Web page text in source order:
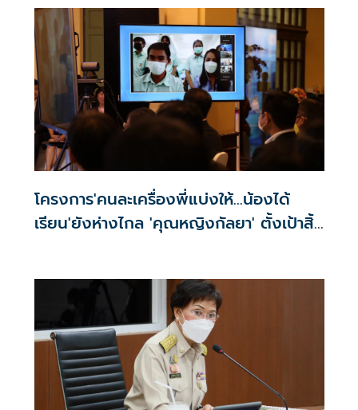
โครงการ'คนละเครื่องพี่แบ่งให้…น้องได้
เรียน'ยังห่างไกล 'คุณหญิงกัลยา' ตั้งเป้าสิ้น